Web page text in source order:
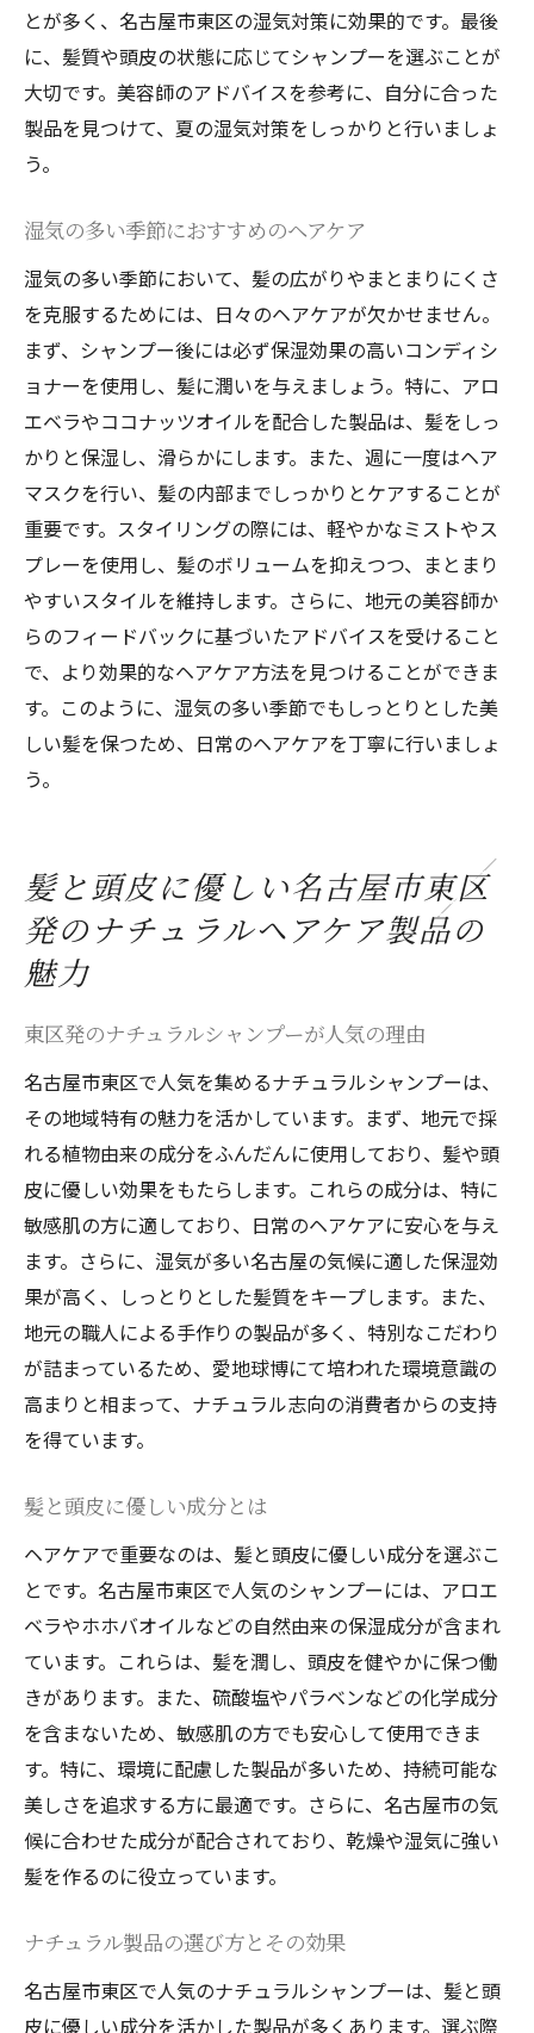
とが多く、名古屋市東区の湿気対策に効果的です。最後
に、髪質や頭皮の状態に応じてシャンプーを選ぶことが
大切です。美容師のアドバイスを参考に、自分に合った
製品を見つけて、夏の湿気対策をしっかりと行いましょ
う。
湿気の多い季節におすすめのヘアケア
湿気の多い季節において、髪の広がりやまとまりにくさ
を克服するためには、日々のヘアケアが欠かせません。
まず、シャンプー後には必ず保湿効果の高いコンディシ
ョナーを使用し、髪に潤いを与えましょう。特に、アロ
エベラやココナッツオイルを配合した製品は、髪をしっ
かりと保湿し、滑らかにします。また、週に一度はヘア
マスクを行い、髪の内部までしっかりとケアすることが
重要です。スタイリングの際には、軽やかなミストやス
プレーを使用し、髪のボリュームを抑えつつ、まとまり
やすいスタイルを維持します。さらに、地元の美容師か
らのフィードバックに基づいたアドバイスを受けること
で、より効果的なヘアケア方法を見つけることができま
す。このように、湿気の多い季節でもしっとりとした美
しい髪を保つため、日常のヘアケアを丁寧に行いましょ
う。
髪と頭皮に優しい名古屋市東区
発のナチュラルヘアケア製品の
魅力
東区発のナチュラルシャンプーが人気の理由
名古屋市東区で人気を集めるナチュラルシャンプーは、
その地域特有の魅力を活かしています。まず、地元で採
れる植物由来の成分をふんだんに使用しており、髪や頭
皮に優しい効果をもたらします。これらの成分は、特に
敏感肌の方に適しており、日常のヘアケアに安心を与え
ます。さらに、湿気が多い名古屋の気候に適した保湿効
果が高く、しっとりとした髪質をキープします。また、
地元の職人による手作りの製品が多く、特別なこだわり
が詰まっているため、愛地球博にて培われた環境意識の
高まりと相まって、ナチュラル志向の消費者からの支持
を得ています。
髪と頭皮に優しい成分とは
ヘアケアで重要なのは、髪と頭皮に優しい成分を選ぶこ
とです。名古屋市東区で人気のシャンプーには、アロエ
ベラやホホバオイルなどの自然由来の保湿成分が含まれ
ています。これらは、髪を潤し、頭皮を健やかに保つ働
きがあります。また、硫酸塩やパラベンなどの化学成分
を含まないため、敏感肌の方でも安心して使用できま
す。特に、環境に配慮した製品が多いため、持続可能な
美しさを追求する方に最適です。さらに、名古屋市の気
候に合わせた成分が配合されており、乾燥や湿気に強い
髪を作るのに役立っています。
ナチュラル製品の選び方とその効果
名古屋市東区で人気のナチュラルシャンプーは、髪と頭
皮に優しい成分を活かした製品が多くあります。選ぶ際